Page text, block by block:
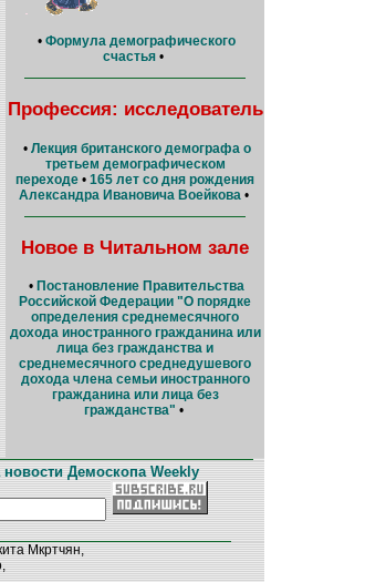
• Формула демографического
счастья •
Профессия: исследователь
• Лекция британского демографа о
третьем демографическом
переходе • 165 лет со дня рождения
Александра Ивановича Воейкова •
Новое в Читальном зале
• Постановление Правительства
Российской Федерации "О порядке
определения среднемесячного
дохода иностранного гражданина или
лица без гражданства и
среднемесячного среднедушевого
дохода члена семьи иностранного
гражданина или лица без
гражданства" •
Демоскопа Weekly
Мкртчян,